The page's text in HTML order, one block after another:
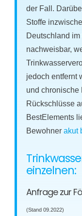
der Fall.
Stoffe
Deutschland
nachweisbar,
jedoch entfernt
und chronische
Rückschlüsse
BestElements
Bewohnerakut
einzelnen:
Anfrage zur
(Stand 09.2022)